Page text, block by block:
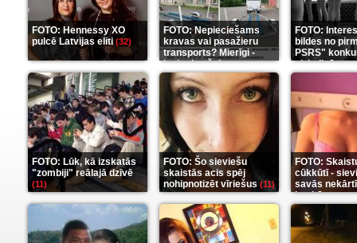
FOTO: Hennessy XO
pulcē Latvijas eliti(32)
FOTO: Nepieciešams
kravas vai pasažieru
transports? Mierīgi -
ieskaties šeit(35)
FOTO:
bildes no
PSRS"
aizkulisēm
FOTO: Lūk, kā izskatās
"zombiji" reālajā dzīvē
(11)
FOTO: Šo sieviešu
skaistās acis spēj
nohipnotizēt vīriešus (11)
FOTO:
cūkkūtī -
savās
istabās(12)